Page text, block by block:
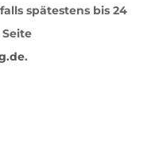
spätestens bis 24
.